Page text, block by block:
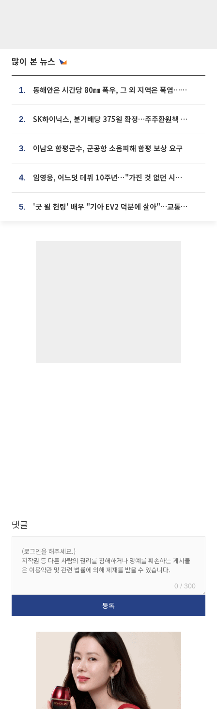
많이 본 뉴스
1. 동해안은 시간당 80㎜ 폭우, 그 외 지역은 폭염…‘극과 극 날씨’
2. SK하이닉스, 분기배당 375원 확정…주주환원책 9월로 앞당겨 발표
3. 이남오 함평군수, 군공항 소음피해 함평 보상 요구
4. 임영웅, 어느덧 데뷔 10주년⋯"가진 것 없던 시절, 내 앞엔 20명의 팬뿐"
5. '굿 윌 헌팅' 배우 "기아 EV2 덕분에 살아"…교통사고 후 안전성 극찬
댓글
0 / 300